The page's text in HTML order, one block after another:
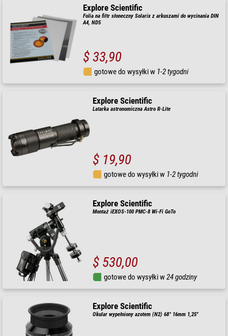
Explore Scientific
Folia na filtr słoneczny Solarix z arkuszami do wycinania DIN
A4, ND5
$ 33,90
gotowe do wysyłki w 1-2 tygodni
Explore Scientific
Latarka astronomiczna Astro R-Lite
$ 19,90
gotowe do wysyłki w 1-2 tygodni
Explore Scientific
Montaż iEXOS-100 PMC-8 Wi-Fi GoTo
$ 530,00
gotowe do wysyłki w24 godziny
Explore Scientific
Okular wypełniony azotem (N2) 68° 16mm 1,25"